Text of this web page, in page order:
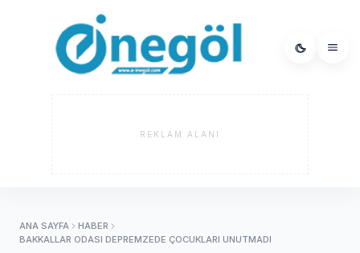
REKLAM ALANI
ANA SAYFA
HABER
BAKKALLAR ODASI DEPREMZEDE ÇOCUKLARI UNUTMADI